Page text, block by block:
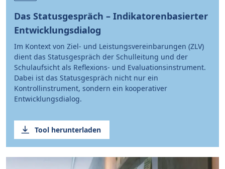
Das Statusgespräch – Indikatorenbasierter
Entwicklungsdialog
Im Kontext von Ziel- und Leistungsvereinbarungen (ZLV)
dient das Statusgespräch der Schulleitung und der
Schulaufsicht als Reflexions- und Evaluationsinstrument.
Dabei ist das Statusgespräch nicht nur ein
Kontrollinstrument, sondern ein kooperativer
Entwicklungsdialog.
Tool herunterladen